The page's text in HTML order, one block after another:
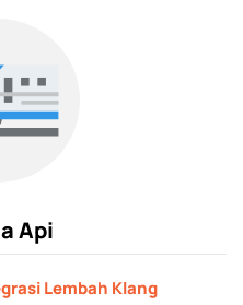
Api
Lembah Klang